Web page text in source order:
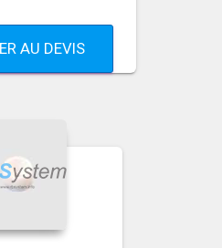
AU DEVIS